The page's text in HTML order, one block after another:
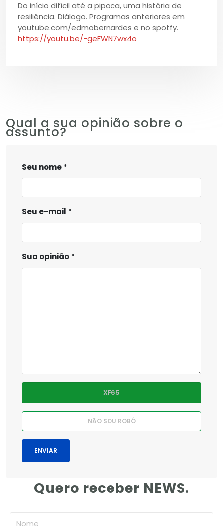
Do início difícil até a pipoca, uma história de
resiliência. Diálogo. Programas anteriores em
youtube.com/edmobernardes e no spotfy.
https://youtu.be/-geFWN7wx4o
Qual a sua opinião sobre o
assunto?
Seu nome
Seu e-mail
Sua opinião
Quero receber NEWS.